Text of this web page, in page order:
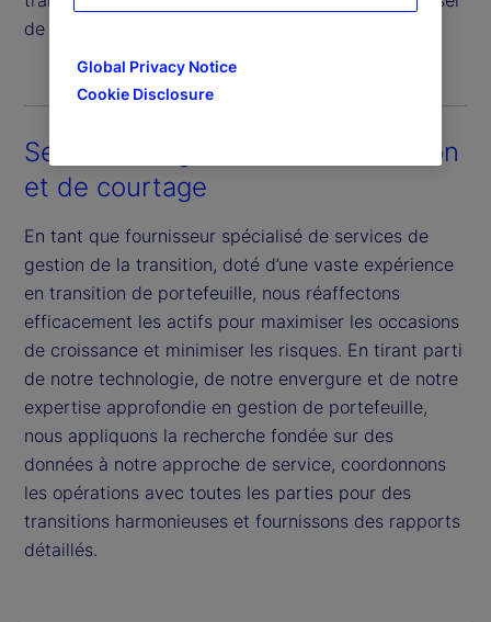
de la stratégie à l’exécution, et inversement.
Services de gestion de la transition
et de courtage
En tant que fournisseur spécialisé de services de
gestion de la transition, doté d’une vaste expérience
en transition de portefeuille, nous réaffectons
efficacement les actifs pour maximiser les occasions
de croissance et minimiser les risques. En tirant parti
de notre technologie, de notre envergure et de notre
expertise approfondie en gestion de portefeuille,
nous appliquons la recherche fondée sur des
données à notre approche de service, coordonnons
les opérations avec toutes les parties pour des
transitions harmonieuses et fournissons des rapports
détaillés.
Global Privacy Notice
Cookie Disclosure